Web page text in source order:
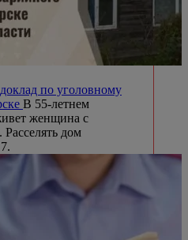
по уголовному
В 55-летнем
женщина с
дом